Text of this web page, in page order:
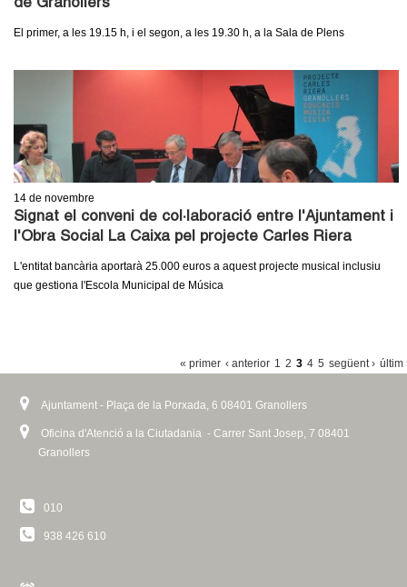
de Granollers
El primer, a les 19.15 h, i el segon, a les 19.30 h, a la Sala de Plens
14 de novembre
Signat el conveni de col·laboració entre l'Ajuntament i
l'Obra Social La Caixa pel projecte Carles Riera
L'entitat bancària aportarà 25.000 euros a aquest projecte musical inclusiu
que gestiona l'Escola Municipal de Música
G
S
« primer ‹ anterior 1 2 3 4 5 següent › últim
Ajuntament - Plaça de la Porxada, 6 08401 Granollers
Oficina d'Atenció a la Ciutadania - Carrer Sant Josep, 7 08401
Granollers
010
938 426 610